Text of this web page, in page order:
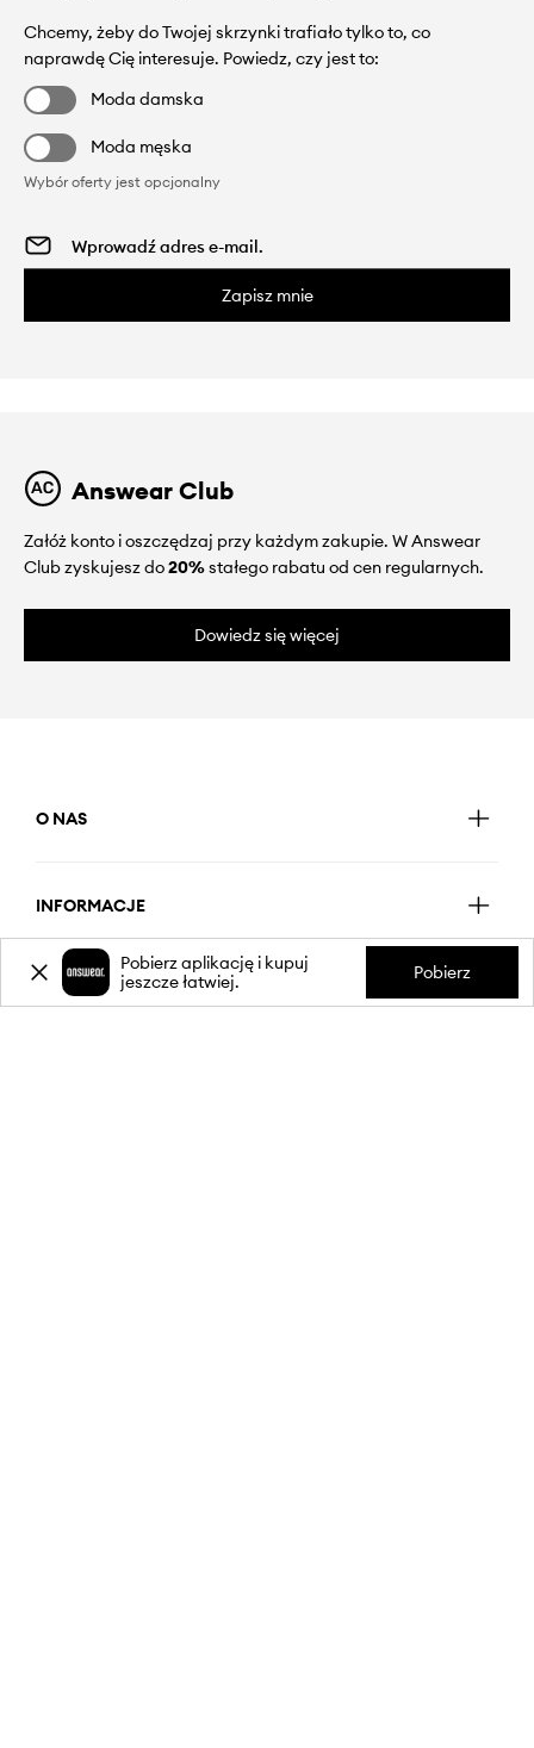
Chcemy, żeby do Twojej skrzynki trafiało tylko to, co
naprawdę Cię interesuje. Powiedz, czy jest to:
Moda damska
Moda męska
Wybór oferty jest opcjonalny
Zapisz mnie
Answear Club
Załóż konto i oszczędzaj przy każdym zakupie. W Answear
Club zyskujesz do20%stałego rabatu od cen regularnych.
Dowiedz się więcej
O NAS
INFORMACJE
OBSŁUGA KLIENTA
Pobierz aplikację i kupuj
jeszcze łatwiej.
Pobierz